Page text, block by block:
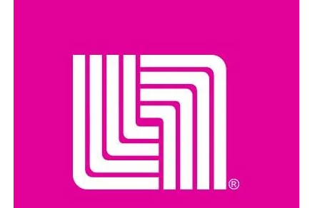
acompañado de la presidenta municipal, Yolanda Osuna
Huerta, el titular del Ejecutivo comentó que el Centro de
Desarrollo Comunitario se construirá en un terreno
donado por un habitante de esta comunidad, con lo cual
el Gobierno del Pueblo cumplirá un compromiso más con
las familias de Centro.
En el marco de las Jornadas de Atención en Territorio, se
informó este 2026, la administración estatal invierte